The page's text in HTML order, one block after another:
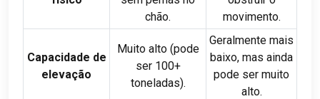
chão.
movimento.
Capacidade de
elevação
Muito alto (pode
ser 100+
toneladas).
Geralmente mais
baixo, mas ainda
pode ser muito
alto.